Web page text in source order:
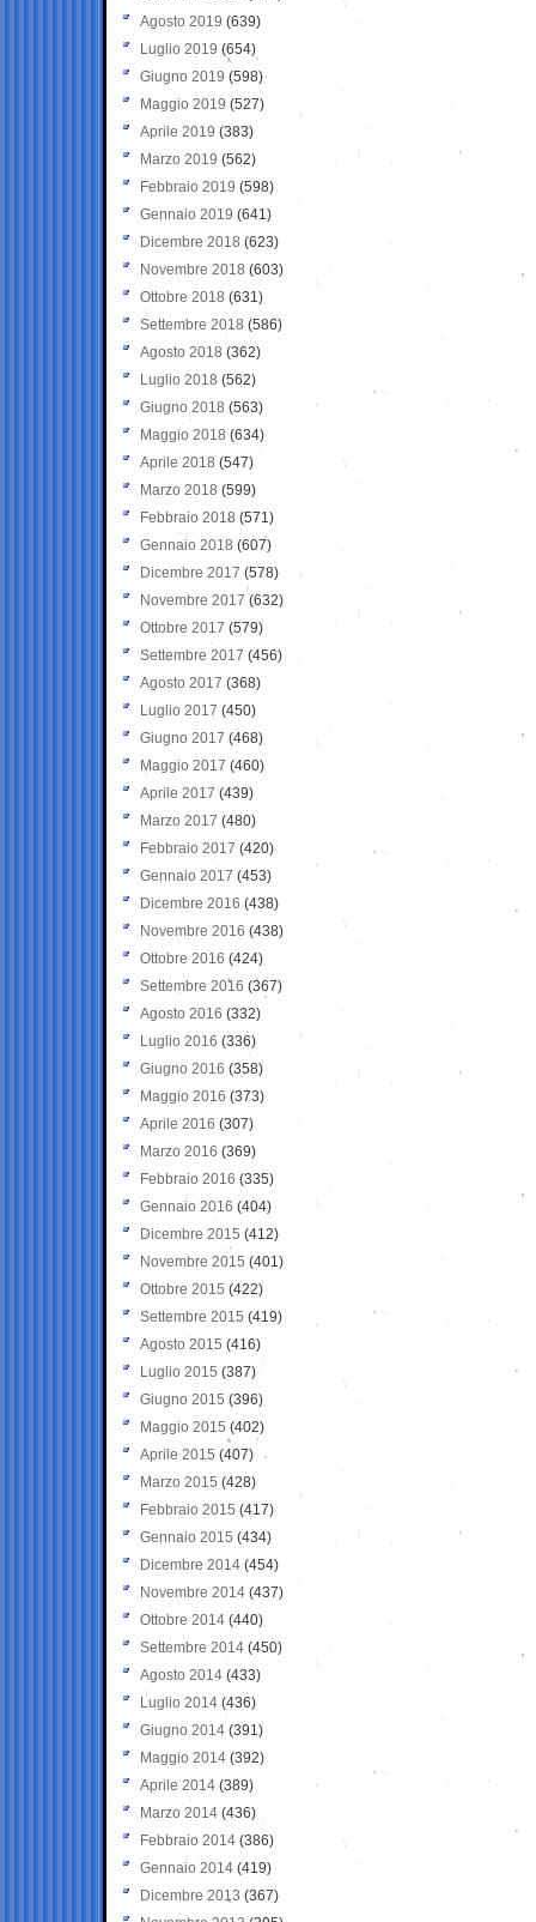
Agosto 2019 (639)
Luglio 2019 (654)
Giugno 2019 (598)
Maggio 2019 (527)
Aprile 2019 (383)
Marzo 2019 (562)
Febbraio 2019 (598)
Gennaio 2019 (641)
Dicembre 2018 (623)
Novembre 2018 (603)
Ottobre 2018 (631)
Settembre 2018 (586)
Agosto 2018 (362)
Luglio 2018 (562)
Giugno 2018 (563)
Maggio 2018 (634)
Aprile 2018 (547)
Marzo 2018 (599)
Febbraio 2018 (571)
Gennaio 2018 (607)
Dicembre 2017 (578)
Novembre 2017 (632)
Ottobre 2017 (579)
Settembre 2017 (456)
Agosto 2017 (368)
Luglio 2017 (450)
Giugno 2017 (468)
Maggio 2017 (460)
Aprile 2017 (439)
Marzo 2017 (480)
Febbraio 2017 (420)
Gennaio 2017 (453)
Dicembre 2016 (438)
Novembre 2016 (438)
Ottobre 2016 (424)
Settembre 2016 (367)
Agosto 2016 (332)
Luglio 2016 (336)
Giugno 2016 (358)
Maggio 2016 (373)
Aprile 2016 (307)
Marzo 2016 (369)
Febbraio 2016 (335)
Gennaio 2016 (404)
Dicembre 2015 (412)
Novembre 2015 (401)
Ottobre 2015 (422)
Settembre 2015 (419)
Agosto 2015 (416)
Luglio 2015 (387)
Giugno 2015 (396)
Maggio 2015 (402)
Aprile 2015 (407)
Marzo 2015 (428)
Febbraio 2015 (417)
Gennaio 2015 (434)
Dicembre 2014 (454)
Novembre 2014 (437)
Ottobre 2014 (440)
Settembre 2014 (450)
Agosto 2014 (433)
Luglio 2014 (436)
Giugno 2014 (391)
Maggio 2014 (392)
Aprile 2014 (389)
Marzo 2014 (436)
Febbraio 2014 (386)
Gennaio 2014 (419)
Dicembre 2013 (367)